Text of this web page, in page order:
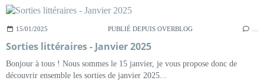
15/01/2025 PUBLIÉ DEPUIS OVERBLOG
Sorties littéraires - Janvier 2025
Bonjour à tous ! Nous sommes le 15 janvier, je vous propose donc de
découvrir ensemble les sorties de janvier 2025...